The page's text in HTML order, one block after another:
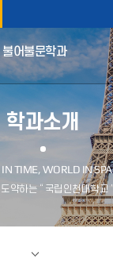
불어불문학과
학과소개